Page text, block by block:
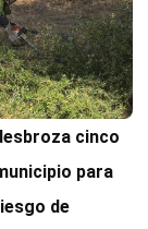
cinco
para
de